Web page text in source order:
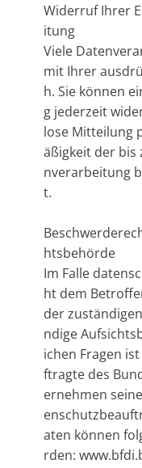
Widerruf Ihrer
itung
Viele
mit Ihrer
h. Sie können
g jederzeit
lose Mitteilung
äßigkeit der bis
nverarbeitung
t.
htsbehörde
Im Falle
ht dem
der
ndige
ichen Fragen
ftragte des
ernehmen
aten können
rden: